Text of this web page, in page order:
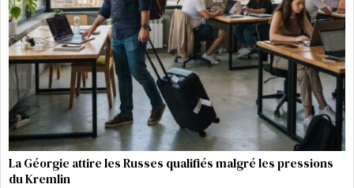
La Géorgie attire les Russes qualifiés malgré les pressions
du Kremlin